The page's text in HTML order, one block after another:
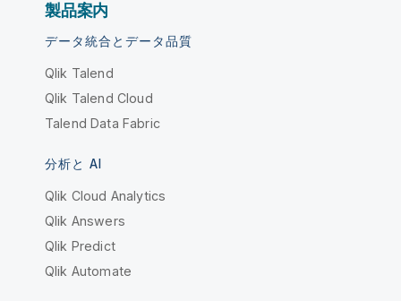
製品案内
データ統合とデータ品質
Qlik Talend
Qlik Talend Cloud
Talend Data Fabric
分析と AI
Qlik Cloud Analytics
Qlik Answers
Qlik Predict
Qlik Automate